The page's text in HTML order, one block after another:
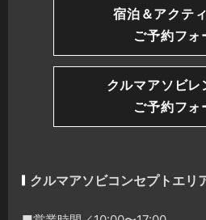
宿泊＆アクテ
ご予約フォ
クルマアソビレ
ご予約フォ
クルマアソビコンセプトエリ